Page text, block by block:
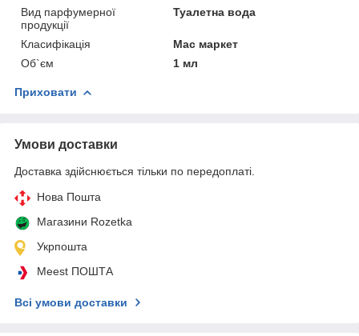
Вид парфумерної
продукції
Туалетна вода
Класифікація
Мас маркет
Об`єм
1 мл
Приховати
Умови доставки
Доставка здійснюється тільки по передоплаті.
Нова Пошта
Магазини Rozetka
Укрпошта
Meest ПОШТА
Всі умови доставки